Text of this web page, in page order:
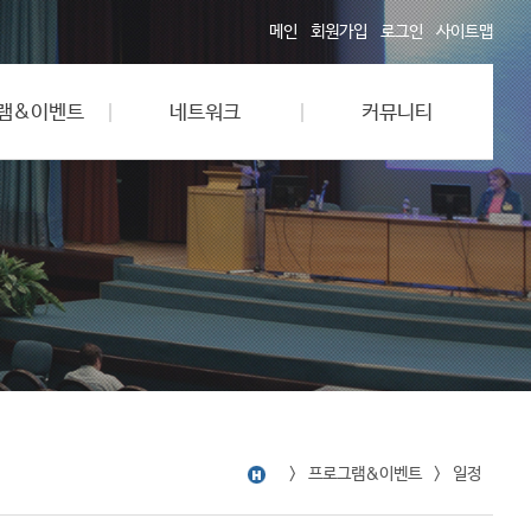
메인 회원가입 로그인 사이트맵
&이벤트 네트워크 커뮤니티
프로그램&이벤트 일정